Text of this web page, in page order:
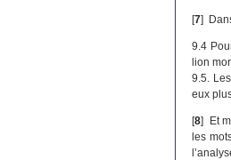
[7]
9.4
lion
9.5.
eux
[8] Et
les